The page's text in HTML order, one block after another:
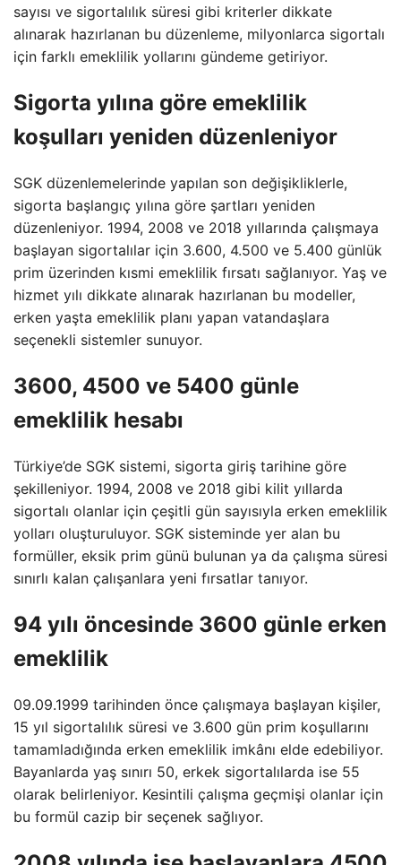
sayısı ve sigortalılık süresi gibi kriterler dikkate
alınarak hazırlanan bu düzenleme, milyonlarca sigortalı
için farklı emeklilik yollarını gündeme getiriyor.
Sigorta yılına göre emeklilik
koşulları yeniden düzenleniyor
SGK düzenlemelerinde yapılan son değişikliklerle,
sigorta başlangıç yılına göre şartları yeniden
düzenleniyor. 1994, 2008 ve 2018 yıllarında çalışmaya
başlayan sigortalılar için 3.600, 4.500 ve 5.400 günlük
prim üzerinden kısmi emeklilik fırsatı sağlanıyor. Yaş ve
hizmet yılı dikkate alınarak hazırlanan bu modeller,
erken yaşta emeklilik planı yapan vatandaşlara
seçenekli sistemler sunuyor.
3600, 4500 ve 5400 günle
emeklilik hesabı
Türkiye’de SGK sistemi, sigorta giriş tarihine göre
şekilleniyor. 1994, 2008 ve 2018 gibi kilit yıllarda
sigortalı olanlar için çeşitli gün sayısıyla erken emeklilik
yolları oluşturuluyor. SGK sisteminde yer alan bu
formüller, eksik prim günü bulunan ya da çalışma süresi
sınırlı kalan çalışanlara yeni fırsatlar tanıyor.
94 yılı öncesinde 3600 günle erken
emeklilik
09.09.1999 tarihinden önce çalışmaya başlayan kişiler,
15 yıl sigortalılık süresi ve 3.600 gün prim koşullarını
tamamladığında erken emeklilik imkânı elde edebiliyor.
Bayanlarda yaş sınırı 50, erkek sigortalılarda ise 55
olarak belirleniyor. Kesintili çalışma geçmişi olanlar için
bu formül cazip bir seçenek sağlıyor.